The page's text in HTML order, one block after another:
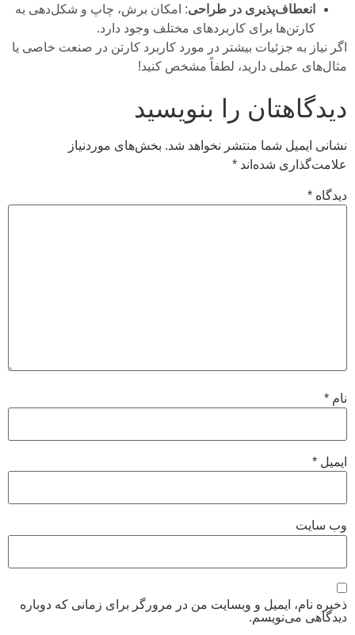
انعطاف‌پذیری در طراحی: امکان برش، چاپ و شکل‌دهی به
کارتن‌ها برای کاربردهای مختلف وجود دارد.
اگر نیاز به جزئیات بیشتر در مورد کاربرد کارتن در صنعت خاصی یا
مثال‌های عملی دارید، لطفاً مشخص کنید!
دیدگاهتان را بنویسید
نشانی ایمیل شما منتشر نخواهد شد. بخش‌های موردنیاز
علامت‌گذاری شده‌اند *
دیدگاه *
نام *
ایمیل *
وب‌ سایت
ذخیره نام، ایمیل و وبسایت من در مرورگر برای زمانی که دوباره
دیدگاهی می‌نویسم.